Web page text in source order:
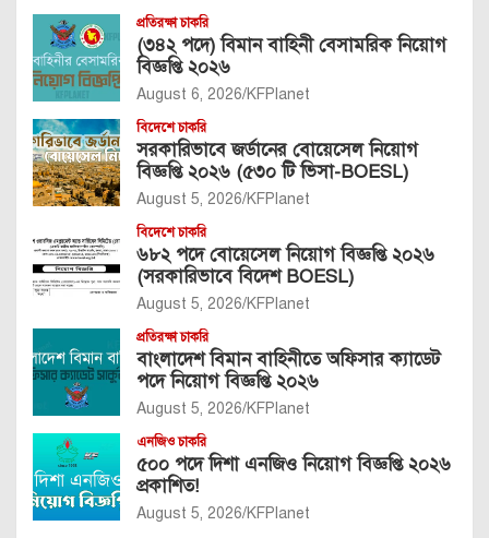
প্রতিরক্ষা চাকরি
(৩৪২ পদে) বিমান বাহিনী বেসামরিক নিয়োগ
বিজ্ঞপ্তি ২০২৬
August 6, 2026 KFPlanet
বিদেশে চাকরি
সরকারিভাবে জর্ডানের বোয়েসেল নিয়োগ
বিজ্ঞপ্তি ২০২৬ (৫৩০ টি ভিসা-BOESL)
August 5, 2026 KFPlanet
বিদেশে চাকরি
৬৮২ পদে বোয়েসেল নিয়োগ বিজ্ঞপ্তি ২০২৬
(সরকারিভাবে বিদেশ BOESL)
August 5, 2026 KFPlanet
প্রতিরক্ষা চাকরি
বাংলাদেশ বিমান বাহিনীতে অফিসার ক্যাডেট
পদে নিয়োগ বিজ্ঞপ্তি ২০২৬
August 5, 2026 KFPlanet
এনজিও চাকরি
৫০০ পদে দিশা এনজিও নিয়োগ বিজ্ঞপ্তি ২০২৬
প্রকাশিত!
August 5, 2026 KFPlanet